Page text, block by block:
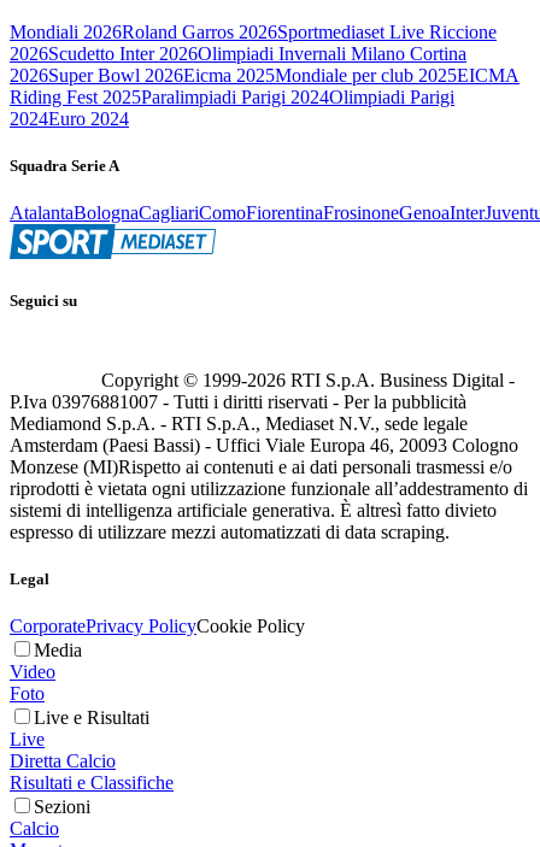
Mondiali 2026Roland Garros 2026Sportmediaset Live Riccione
2026Scudetto Inter 2026Olimpiadi Invernali Milano Cortina
2026Super Bowl 2026Eicma 2025Mondiale per club 2025EICMA
Riding Fest 2025Paralimpiadi Parigi 2024Olimpiadi Parigi
2024Euro 2024
Squadra Serie A
AtalantaBolognaCagliariComoFiorentinaFrosinoneGenoaInter
Seguici su
Copyright © 1999-2026 RTI S.p.A. Business Digital -
P.Iva 03976881007 - Tutti i diritti riservati - Per la pubblicità
Mediamond S.p.A. - RTI S.p.A., Mediaset N.V., sede legale
Amsterdam (Paesi Bassi) - Uffici Viale Europa 46, 20093 Cologno
Monzese (MI)Rispetto ai contenuti e ai dati personali trasmessi e/o
riprodotti è vietata ogni utilizzazione funzionale all’addestramento di
sistemi di intelligenza artificiale generativa. È altresì fatto divieto
espresso di utilizzare mezzi automatizzati di data scraping.
Legal
CorporatePrivacy PolicyCookie Policy
Media
Video
Foto
Live e Risultati
Live
Diretta Calcio
Risultati e Classifiche
Sezioni
Calcio